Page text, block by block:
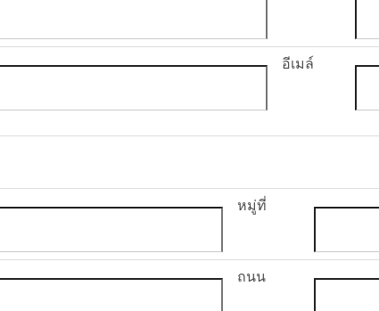
อีเมล์
หมู่ที่
ถนน